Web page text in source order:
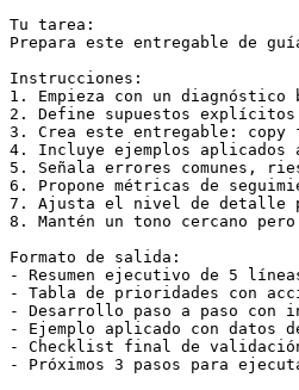
Tu tarea:
Prepara este entregable de
Instrucciones:
1. Empieza con un
2. Define supuestos
3. Crea este entregable: copy
4. Incluye ejemplos aplicados
5. Señala errores comunes,
6. Propone métricas de
7. Ajusta el nivel de detalle
8. Mantén un tono cercano
Formato de salida:
- Resumen ejecutivo de 5
- Tabla de prioridades con
- Desarrollo paso a paso con
- Ejemplo aplicado con datos
- Checklist final de
- Próximos 3 pasos para